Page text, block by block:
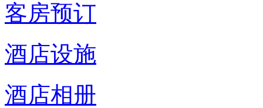
客房预订
酒店设施
酒店相册